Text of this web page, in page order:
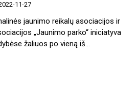
11-27
jaunimo reikalų asociacijos ir
„Jaunimo parko“ iniciatyva
žaliuos po vieną iš…